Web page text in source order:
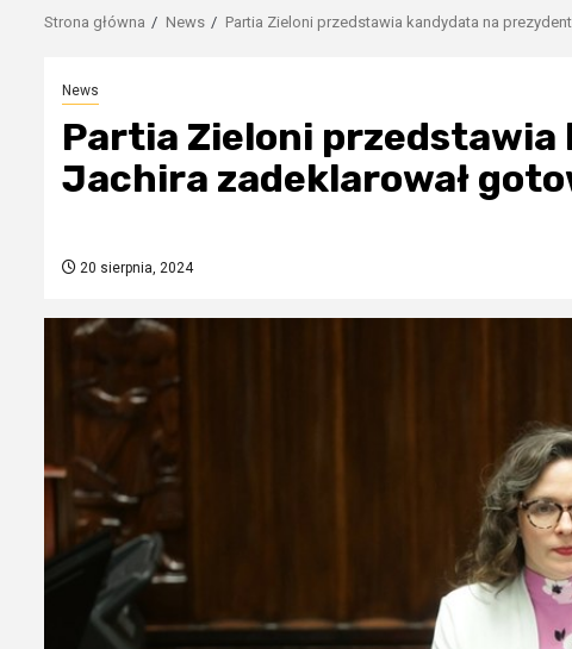
Strona główna News Partia Zieloni przedstawia kandydata na
News
Partia Zieloni
Jachira zadeklarował
20 sierpnia, 2024